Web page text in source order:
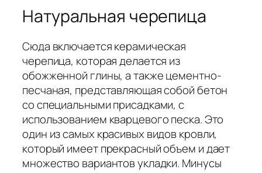
Натуральная черепица
Сюда включается керамическая
черепица, которая делается из
обожженной глины, а также цементно-
песчаная, представляющая собой бетон
со специальными присадками, с
использованием кварцевого песка. Это
один из самых красивых видов кровли,
который имеет прекрасный объем и дает
множество вариантов укладки. Минусы